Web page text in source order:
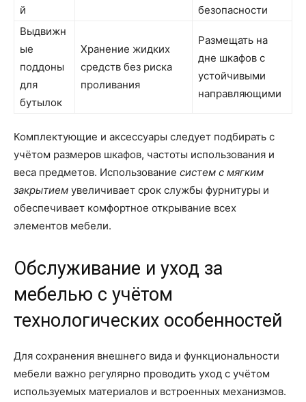
й
безопасности
Выдвижн
ые
поддоны
для
бутылок
Хранение жидких
средств без риска
проливания
Размещать на
дне шкафов с
устойчивыми
направляющими
Комплектующие и аксессуары следует подбирать с
учётом размеров шкафов, частоты использования и
веса предметов. Использование систем с мягким
закрытием увеличивает срок службы фурнитуры и
обеспечивает комфортное открывание всех
элементов мебели.
Обслуживание и уход за
мебелью с учётом
технологических особенностей
Для сохранения внешнего вида и функциональности
мебели важно регулярно проводить уход с учётом
используемых материалов и встроенных механизмов.